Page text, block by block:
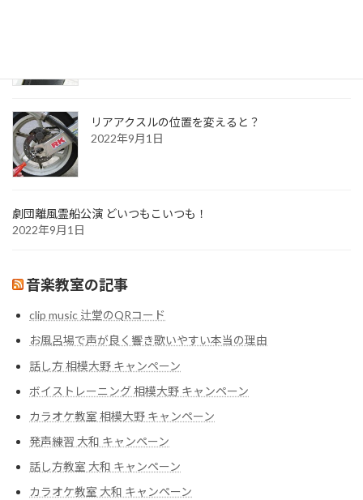
リアアクスルの位置を変えると？
2022年9月1日
劇団離風霊船公演 どいつもこいつも！
2022年9月1日
音楽教室の記事
clip music 辻堂のQRコード
お風呂場で声が良く響き歌いやすい本当の理由
話し方 相模大野 キャンペーン
ボイストレーニング 相模大野 キャンペーン
カラオケ教室 相模大野 キャンペーン
発声練習 大和 キャンペーン
話し方教室 大和 キャンペーン
カラオケ教室 大和 キャンペーン